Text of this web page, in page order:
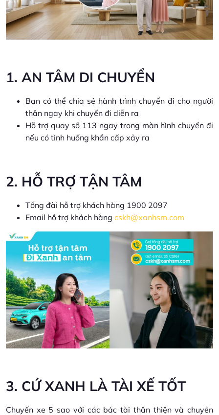
1. AN TÂM DI CHUYỂN
Bạn có thể chia sẻ hành trình chuyến đi cho người
thân ngay khi chuyến đi diễn ra
Hỗ trợ quay số 113 ngay trong màn hình chuyến đi
nếu có tình huống khẩn cấp xảy ra
2. HỖ TRỢ TẬN TÂM
Tổng đài hỗ trợ khách hàng 1900 2097
Email hỗ trợ khách hàng cskh@xanhsm.com
3. CỨ XANH LÀ TÀI XẾ TỐT
Chuyến xe 5 sao với các bác tài thân thiện và chuyên